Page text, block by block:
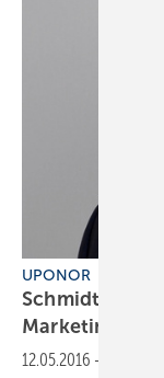
UPONOR
Schmidt wird
Marketing
12.05.2016 -